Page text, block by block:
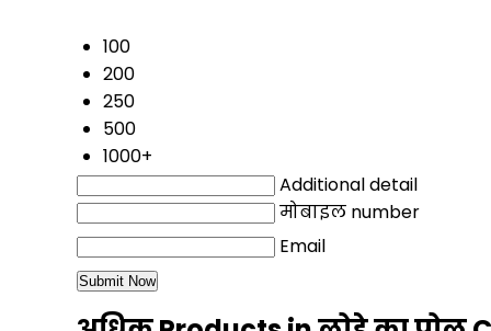
100
200
250
500
1000+
Additional detail
मोबाइल number
Email